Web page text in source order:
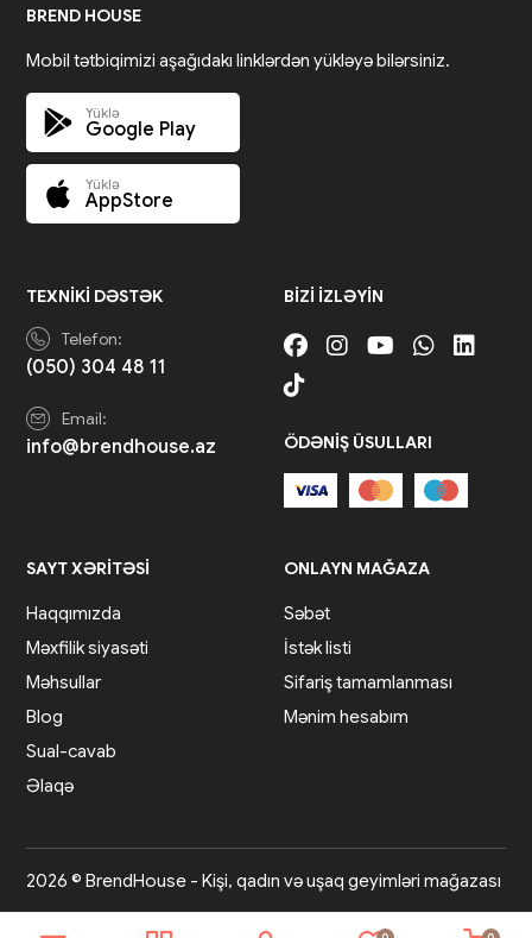
BREND HOUSE
Mobil tətbiqimizi aşağıdakı linklərdən yükləyə bilərsiniz.
Yüklə
Google Play
Yüklə
AppStore
TEXNIKI DƏSTƏK
Telefon:
(050) 304 48 11
Email:
info@brendhouse.az
SAYT XƏRITƏSI
Haqqımızda
Məxfilik siyasəti
Məhsullar
Blog
Sual-cavab
Əlaqə
ONLAYN MAĞAZA
Səbət
İstək listi
Sifariş tamamlanması
Mənim hesabım
BIZI IZLƏYIN
ÖDƏNIŞ ÜSULLARI
2026 © BrendHouse - Kişi, qadın və uşaq geyimləri mağazası